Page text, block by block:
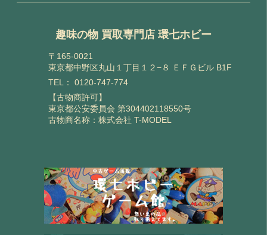
趣味の物 買取専門店 環七ホビー
〒165-0021
東京都中野区丸山１丁目１２−８ ＥＦＧビル B1F
TEL： 0120-747-774
【古物商許可】
東京都公安委員会 第304402118550号
古物商名称：株式会社 T-MODEL